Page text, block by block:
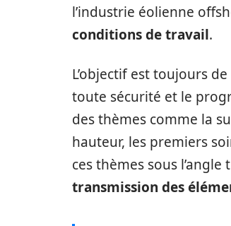
l’industrie éolienne
conditions de travail.
L’objectif est toujours
toute sécurité et le
des thèmes comme la
hauteur, les premiers
ces thèmes sous
transmission des